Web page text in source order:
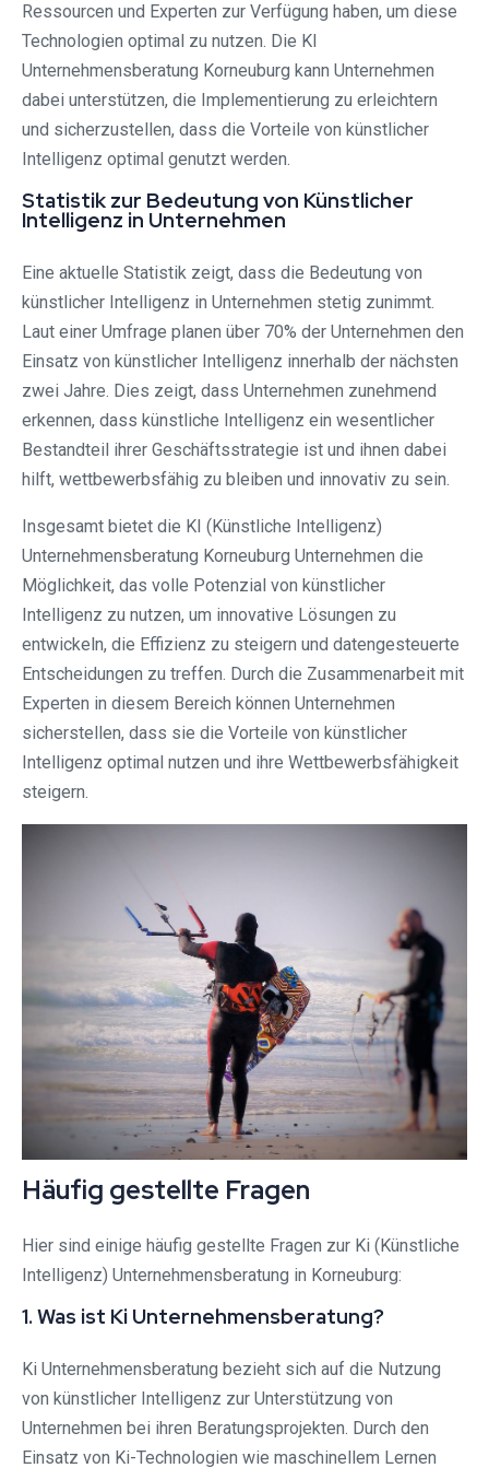
Ressourcen und Experten zur Verfügung haben, um diese
Technologien optimal zu nutzen. Die KI
Unternehmensberatung Korneuburg kann Unternehmen
dabei unterstützen, die Implementierung zu erleichtern
und sicherzustellen, dass die Vorteile von künstlicher
Intelligenz optimal genutzt werden.
Statistik zur Bedeutung von Künstlicher
Intelligenz in Unternehmen
Eine aktuelle Statistik zeigt, dass die Bedeutung von
künstlicher Intelligenz in Unternehmen stetig zunimmt.
Laut einer Umfrage planen über 70% der Unternehmen den
Einsatz von künstlicher Intelligenz innerhalb der nächsten
zwei Jahre. Dies zeigt, dass Unternehmen zunehmend
erkennen, dass künstliche Intelligenz ein wesentlicher
Bestandteil ihrer Geschäftsstrategie ist und ihnen dabei
hilft, wettbewerbsfähig zu bleiben und innovativ zu sein.
Insgesamt bietet die KI (Künstliche Intelligenz)
Unternehmensberatung Korneuburg Unternehmen die
Möglichkeit, das volle Potenzial von künstlicher
Intelligenz zu nutzen, um innovative Lösungen zu
entwickeln, die Effizienz zu steigern und datengesteuerte
Entscheidungen zu treffen. Durch die Zusammenarbeit mit
Experten in diesem Bereich können Unternehmen
sicherstellen, dass sie die Vorteile von künstlicher
Intelligenz optimal nutzen und ihre Wettbewerbsfähigkeit
steigern.
Häufig gestellte Fragen
Hier sind einige häufig gestellte Fragen zur Ki (Künstliche
Intelligenz) Unternehmensberatung in Korneuburg:
1. Was ist Ki Unternehmensberatung?
Ki Unternehmensberatung bezieht sich auf die Nutzung
von künstlicher Intelligenz zur Unterstützung von
Unternehmen bei ihren Beratungsprojekten. Durch den
Einsatz von Ki-Technologien wie maschinellem Lernen